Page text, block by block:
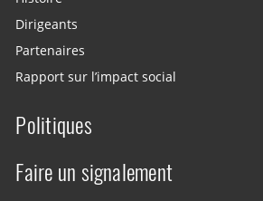
Dirigeants
Partenaires
Rapport sur l’impact social
Politiques
Faire un signalement